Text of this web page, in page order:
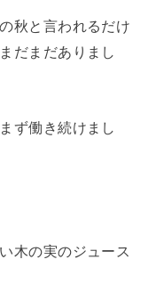
秋と言われるだけ
だまだありまし
ず働き続けまし
木の実のジュース